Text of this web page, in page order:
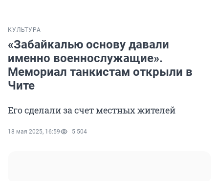
КУЛЬТУРА
«Забайкалью основу давали
именно военнослужащие».
Мемориал танкистам открыли в
Чите
Его сделали за счет местных жителей
18 мая 2025, 16:59 5 504